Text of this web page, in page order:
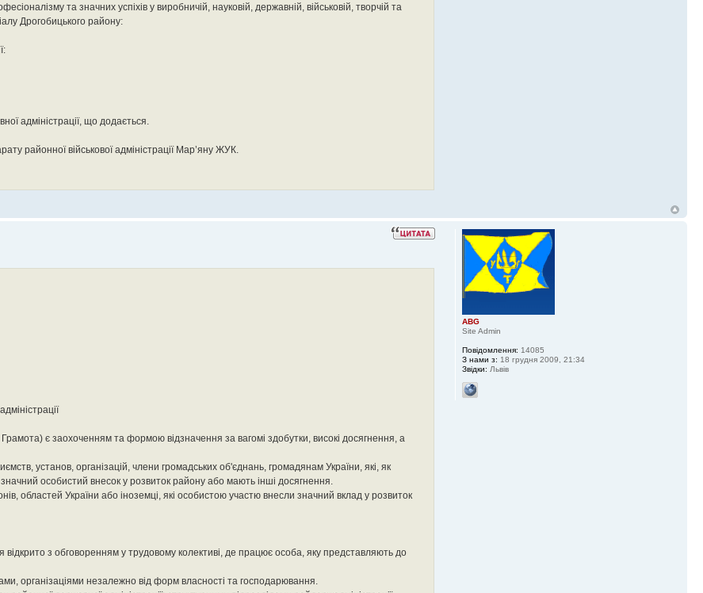
та значних успіхів у виробничій, науковій, державній, військовій, творчій та
Дрогобицького району:
адміністрації, що додається.
районної військової адміністрації Мар’яну ЖУК.
є заохоченням та формою відзначення за вагомі здобутки, високі досягнення, а
установ, організацій, члени громадських об'єднань, громадянам України, які, як
особистий внесок у розвиток району або мають інші досягнення.
областей України або іноземці, які особистою участю внесли значний вклад у розвиток
з обговоренням у трудовому колективі, де працює особа, яку представляють до
організаціями незалежно від форм власності та господарювання.
ABG
Site Admin
Повідомлення: 14085
З нами з: 18 грудня 2009, 21:34
Звідки: Львів